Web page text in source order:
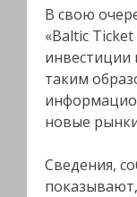
В свою
«Baltic
инвестиции
таким
новые
Сведения,